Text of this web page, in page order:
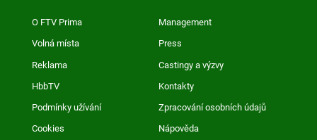
O FTV Prima Management
Volná místa Press
Reklama Castingy a výzvy
HbbTV Kontakty
Podmínky užívání Zpracování osobních údajů
Cookies Nápověda